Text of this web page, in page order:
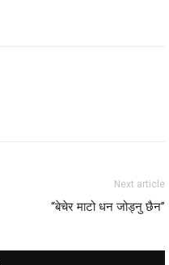
Next article
“बेचेर माटो धन जोड्नु छैन”